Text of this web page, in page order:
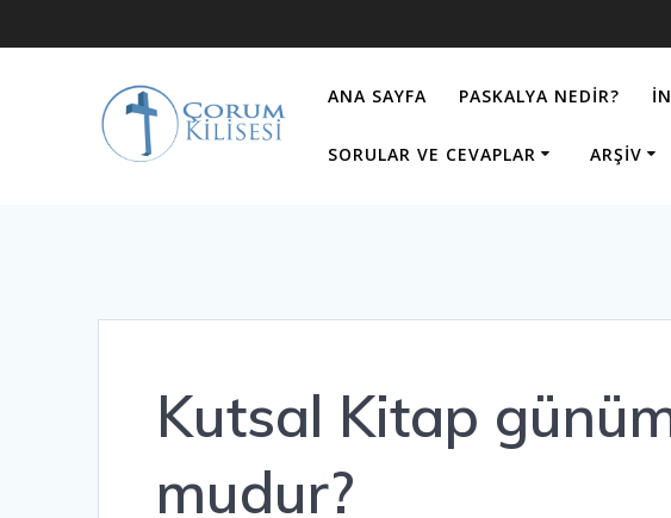
to
ANA SAYFA PASKALYA NEDIR?
SORULAR VE CEVAPLAR ARŞIV
Kutsal Kitap
mudur?